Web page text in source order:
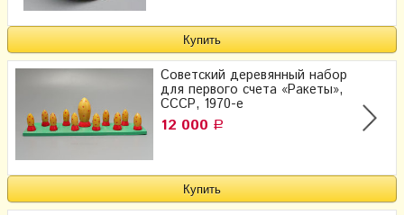
Советский деревянный набор
для первого счета «Ракеты»,
СССР, 1970-е
12 000 Р